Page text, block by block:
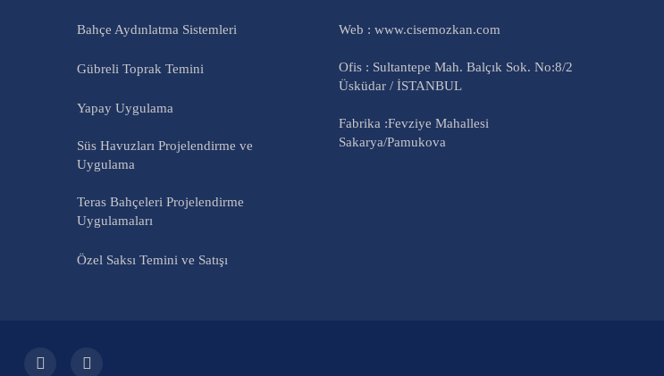
Bahçe Aydınlatma Sistemleri
Gübreli Toprak Temini
Yapay Uygulama
Süs Havuzları Projelendirme ve
Uygulama
Teras Bahçeleri Projelendirme
Uygulamaları
Özel Saksı Temini ve Satışı
Web : www.cisemozkan.com
Ofis : Sultantepe Mah. Balçık Sok. No:8/2
Üsküdar / İSTANBUL
Fabrika :Fevziye Mahallesi
Sakarya/Pamukova